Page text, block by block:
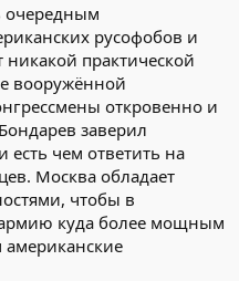
очередным
русофобов и
практической
вооружённой
откровенно и
заверил
есть чем ответить на
Москва обладает
чтобы в
армию куда более мощным